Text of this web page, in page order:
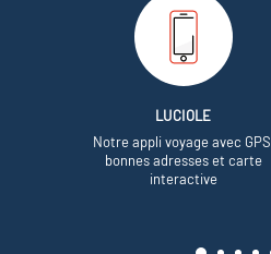
LUCIOLE
Notre appli voyage avec
bonnes adresses et carte
interactive